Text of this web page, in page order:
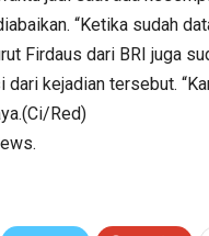
“Ketika sudah
Firdaus dari BRI juga
kejadian tersebut.
Red)